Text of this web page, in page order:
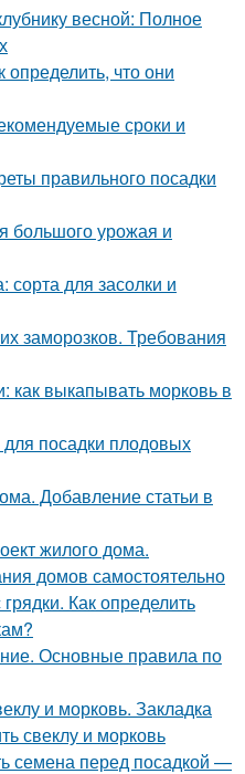
весной: Полное
что они
сроки и
правильного посадки
большого урожая и
сорта для засолки и
заморозков. Требования
как выкапывать морковь в
посадки плодовых
Добавление статьи в
жилого дома.
домов самостоятельно
Как определить
Основные правила по
и морковь. Закладка
свеклу и морковь
семена перед посадкой —